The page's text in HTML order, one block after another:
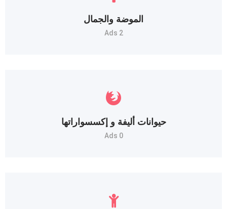
الموضة والجمال
2 Ads
حيوانات أليفة و إكسسواراتها
0 Ads